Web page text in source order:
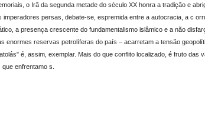
o Irã da segunda metade do século XX honra a tradição e
imperadores persas, debate-se, espremida entre a autocracia, a c
a presença crescente do fundamentalismo islâmico e a não
enormes reservas petrolíferas do país – acarretam a tensão
é, assim, exemplar. Mais do que conflito localizado, é fruto das
enfrentamo s.